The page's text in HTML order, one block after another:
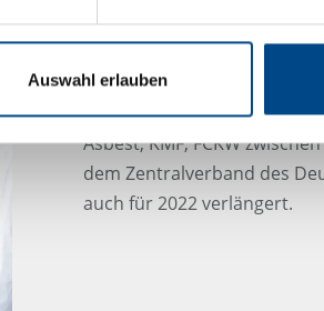
Auswahl erlauben
Rahmenvertrag für
Der Rahmenvertrag für die
Asbest, KMF, FCKW
dem Zentralverband des
auch für 2022 verlängert.